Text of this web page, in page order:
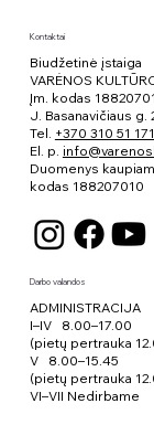
Kontaktai
Biudžetinė įstaiga
VARĖNOS
Įm. kodas
J. Basanavičiaus g.
Tel. +370 310 51 171
El. p.
Duomenys
kodas 188207010
Darbo valandos
ADMINISTRACIJA
I–IV 8.00–17.00
(pietų pertrauka
V 8.00–15.45
(pietų pertrauka
VI–VII Nedirbame